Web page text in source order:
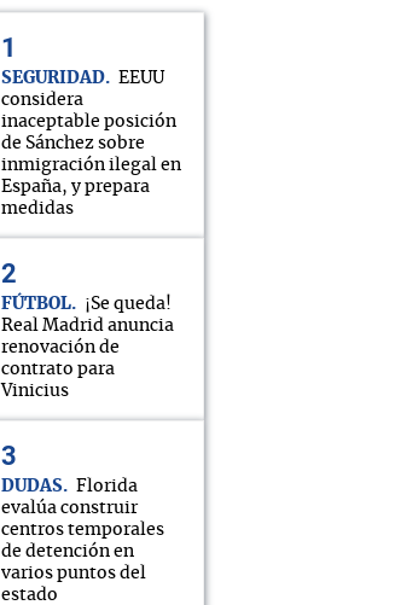
SEGURIDAD
EEUU
considera
inaceptable posición
de Sánchez sobre
inmigración ilegal en
España, y prepara
medidas
FÚTBOL
¡Se queda!
Real Madrid anuncia
renovación de
contrato para
Vinicius
DUDAS
Florida
evalúa construir
centros temporales
de detención en
varios puntos del
estado